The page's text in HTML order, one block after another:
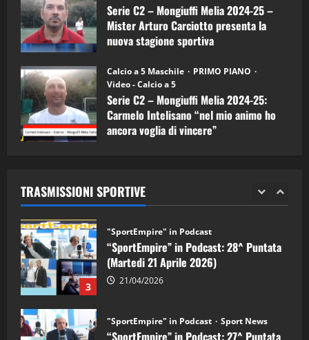
Serie C2 – Mongiuffi Melia 2024-25 –
Mister Arturo Carciotto presenta la
nuova stagione sportiva
Calcio a 5 Maschile
PRIMO PIANO
Video - Calcio a 5
Serie C2 – Mongiuffi Melia 2024-25:
Carmelo Intelisano “nel mio animo ho
ancora voglia di vincere”
TRASMISSIONI SPORTIVE
5 08/04/2026
1
“SportEmpire” in Podcast: 30^ Puntata
(Martedi 05 Maggio 2026)
08/05/2026
2 28/04/2026
3
"SportEmpire" in Podcast
“SportEmpire” in Podcast: 28^ Puntata
(Martedi 21 Aprile 2026)
21/04/2026
"SportEmpire" in Podcast Sport News